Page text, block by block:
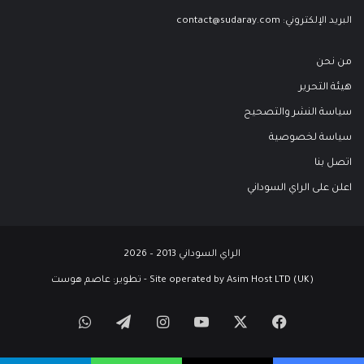
البريد الإلكتروني: contact@sudaray.com
من نحن
هيئة التحرير
سياسة النشر والتصحيح
سياسة لخصوصية
اتصل بنا
اعلن على الراي السوداني
الراي السوداني 2013 – 2026
Site operated by Asim Host LTD (UK) - تطوير: عاصم هوست
فيسبوك ‫YouTubeانستقرامتيلقرامواتساب